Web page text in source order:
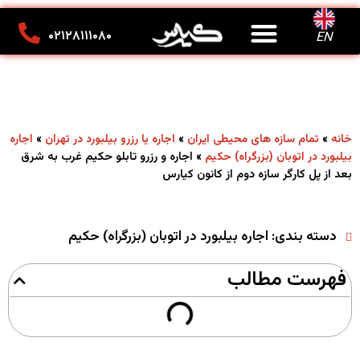
EN ۰۲۱۲۸۱۱۱۰۸۰
خانه » تمام سازه های محیطی ایران » اجاره یا رزرو بیلبورد در تهران » اجاره
بیلبورد در اتوبان (بزرگراه) حکیم » اجاره و رزرو تابلو حکیم غرب به شرق
بعد از پل کارگر سازه دوم از کانون کیارس
دسته بندی: اجاره بیلبورد در اتوبان (بزرگراه) حکیم
فهرست مطالب